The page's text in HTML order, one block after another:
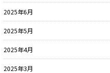
2025年6月
2025年5月
2025年4月
2025年3月